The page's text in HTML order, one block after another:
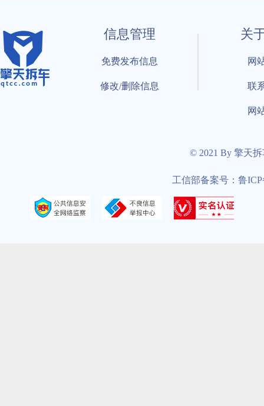
信息管理
免费发布信息
修改/删除信息
关
网
联
网
© 2021 By 擎天
工信部备案号：鲁